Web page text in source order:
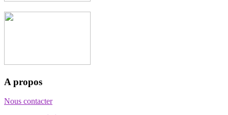
A propos
Nous contacter